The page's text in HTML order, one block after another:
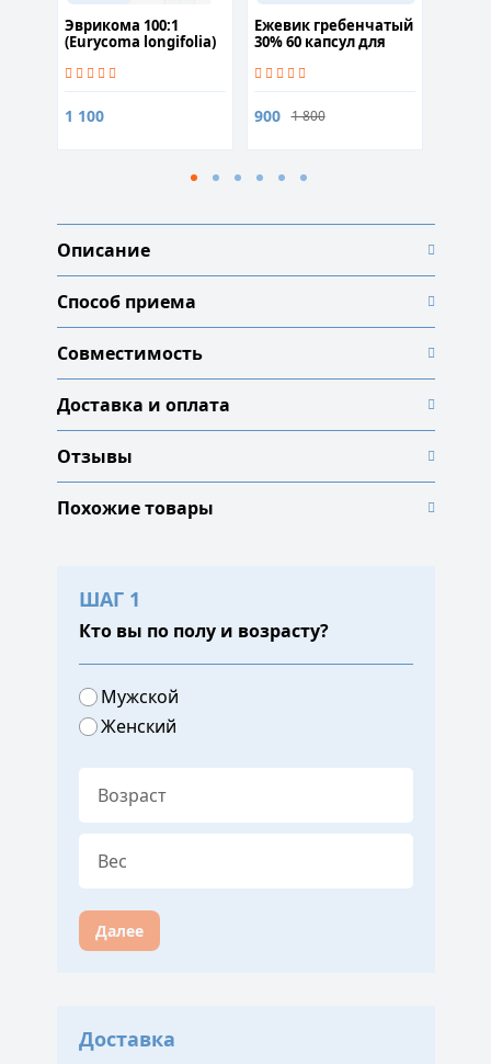
Эврикома 100:1
(Eurycoma longifolia)
1 100
Ежевик гребенчатый
30% 60 капсул для
обменных процессов
900 1 800
Описание
Способ приема
Совместимость
Доставка и оплата
Отзывы
Похожие товары
ШАГ 1
Кто вы по полу и возрасту?
Мужской
Женский
Далее
Доставка